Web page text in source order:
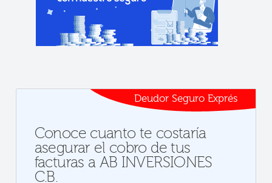
Deudor Seguro Exprés
Conoce cuanto te costaría
asegurar el cobro de tus
facturas a AB INVERSIONES
C.B.